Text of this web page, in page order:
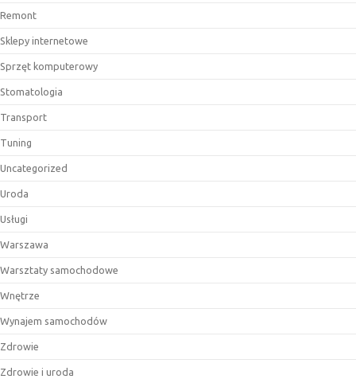
Remont
Sklepy internetowe
Sprzęt komputerowy
Stomatologia
Transport
Tuning
Uncategorized
Uroda
Usługi
Warszawa
Warsztaty samochodowe
Wnętrze
Wynajem samochodów
Zdrowie
Zdrowie i uroda